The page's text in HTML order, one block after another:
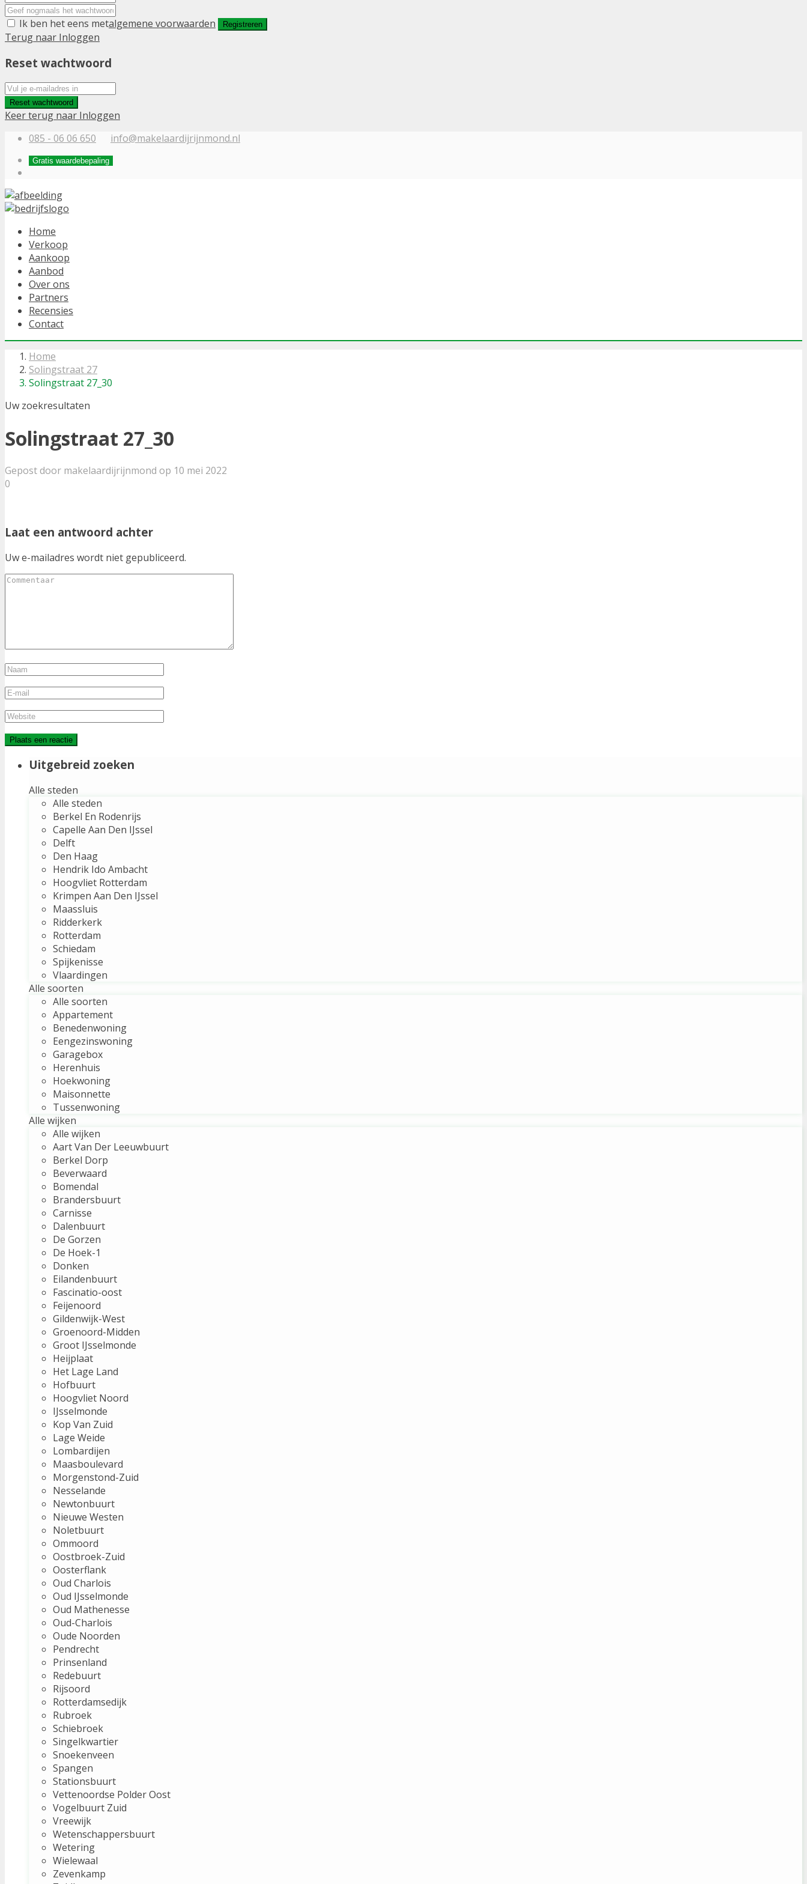
Ik ben het eens metalgemene voorwaarden Registreren
Terug naar Inloggen
Reset wachtwoord
Reset wachtwoord
Keer terug naar Inloggen
085 - 06 06 650
info@makelaardijrijnmond.nl
Gratis waardebepaling
Home
Verkoop
Aankoop
Aanbod
Over ons
Partners
Recensies
Contact
Home
Solingstraat 27
Solingstraat 27_30
Uw zoekresultaten
Solingstraat 27_30
Gepost door makelaardijrijnmond op 10 mei 2022
0
Laat een antwoord achter
Uw e-mailadres wordt niet gepubliceerd.
Uitgebreid zoeken
Alle steden
Alle steden
Berkel En Rodenrijs
Capelle Aan Den IJssel
Delft
Den Haag
Hendrik Ido Ambacht
Hoogvliet Rotterdam
Krimpen Aan Den IJssel
Maassluis
Ridderkerk
Rotterdam
Schiedam
Spijkenisse
Vlaardingen
Alle soorten
Alle soorten
Appartement
Benedenwoning
Eengezinswoning
Garagebox
Herenhuis
Hoekwoning
Maisonnette
Tussenwoning
Alle wijken
Alle wijken
Aart Van Der Leeuwbuurt
Berkel Dorp
Beverwaard
Bomendal
Brandersbuurt
Carnisse
Dalenbuurt
De Gorzen
De Hoek-1
Donken
Eilandenbuurt
Fascinatio-oost
Feijenoord
Gildenwijk-West
Groenoord-Midden
Groot IJsselmonde
Heijplaat
Het Lage Land
Hofbuurt
Hoogvliet Noord
IJsselmonde
Kop Van Zuid
Lage Weide
Lombardijen
Maasboulevard
Morgenstond-Zuid
Nesselande
Newtonbuurt
Nieuwe Westen
Noletbuurt
Ommoord
Oostbroek-Zuid
Oosterflank
Oud Charlois
Oud IJsselmonde
Oud Mathenesse
Oud-Charlois
Oude Noorden
Pendrecht
Prinsenland
Redebuurt
Rijsoord
Rotterdamsedijk
Rubroek
Schiebroek
Singelkwartier
Snoekenveen
Spangen
Stationsbuurt
Vettenoordse Polder Oost
Vogelbuurt Zuid
Vreewijk
Wetenschappersbuurt
Wetering
Wielewaal
Zevenkamp